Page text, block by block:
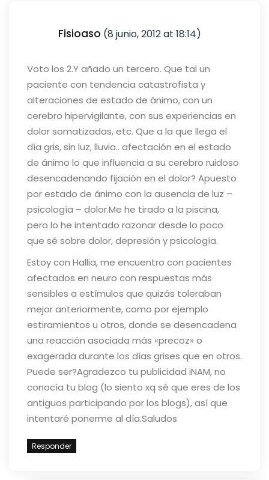
Fisioaso (8 junio, 2012 at 18:14)
Voto los 2.Y añado un tercero. Que tal un
paciente con tendencia catastrofista y
alteraciones de estado de ánimo, con un
cerebro hipervigilante, con sus experiencias en
dolor somatizadas, etc. Que a la que llega el
día gris, sin luz, lluvia.. afectación en el estado
de ánimo lo que influencia a su cerebro ruidoso
desencadenando fijación en el dolor? Apuesto
por estado de ánimo con la ausencia de luz –
psicología – dolor.Me he tirado a la piscina,
pero lo he intentado razonar desde lo poco
que sé sobre dolor, depresión y psicología.
Estoy con Hallia, me encuentro con pacientes
afectados en neuro con respuestas más
sensibles a estímulos que quizás toleraban
mejor anteriormente, como por ejemplo
estiramientos u otros, donde se desencadena
una reacción asociada más «precoz» o
exagerada durante los días grises que en otros.
Puede ser?Agradezco tu publicidad iNAM, no
conocía tu blog (lo siento xq sé que eres de los
antiguos participando por los blogs), así que
intentaré ponerme al día.Saludos
Responder